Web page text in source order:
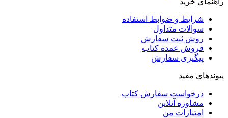
شرایط و ضوابط استفاده
سوالات متداول
روش ثبت سفارش
فروش عمده کتاب
پیگیری سفارش
پیوندهای مفید
درخواست سفارش کتاب
مشاوره آنلاین
امتیازات من